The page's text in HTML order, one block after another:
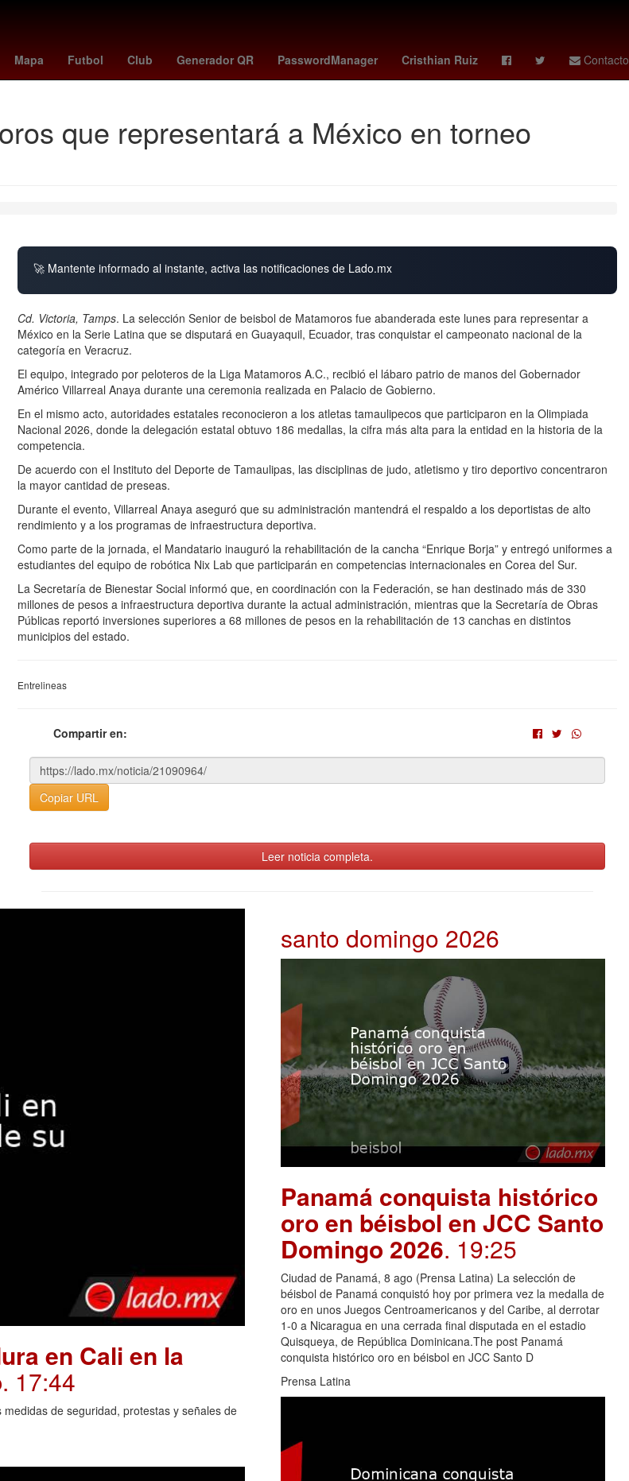
Mapa Futbol Club Generador QR PasswordManager Cristhian Ruiz Contacto
marruecos vs haití Incendio Claro Sports pacers - nets dmax mexico
que representará a México en torneo
🚀 Mantente informado al instante, activa las notificaciones de Lado.mx
Cd. Victoria, Tamps. La selección Senior de beisbol de Matamoros fue abanderada este lunes para representar a
México en la Serie Latina que se disputará en Guayaquil, Ecuador, tras conquistar el campeonato nacional de la
categoría en Veracruz.
El equipo, integrado por peloteros de la Liga Matamoros A.C., recibió el lábaro patrio de manos del Gobernador
Américo Villarreal Anaya durante una ceremonia realizada en Palacio de Gobierno.
En el mismo acto, autoridades estatales reconocieron a los atletas tamaulipecos que participaron en la Olimpiada
Nacional 2026, donde la delegación estatal obtuvo 186 medallas, la cifra más alta para la entidad en la historia de la
competencia.
De acuerdo con el Instituto del Deporte de Tamaulipas, las disciplinas de judo, atletismo y tiro deportivo concentraron
la mayor cantidad de preseas.
Durante el evento, Villarreal Anaya aseguró que su administración mantendrá el respaldo a los deportistas de alto
rendimiento y a los programas de infraestructura deportiva.
Como parte de la jornada, el Mandatario inauguró la rehabilitación de la cancha “Enrique Borja” y entregó uniformes a
estudiantes del equipo de robótica Nix Lab que participarán en competencias internacionales en Corea del Sur.
La Secretaría de Bienestar Social informó que, en coordinación con la Federación, se han destinado más de 330
millones de pesos a infraestructura deportiva durante la actual administración, mientras que la Secretaría de Obras
Públicas reportó inversiones superiores a 68 millones de pesos en la rehabilitación de 13 canchas en distintos
municipios del estado.
Entrelineas
Compartir en:
Copiar URL
Leer noticia completa.
en Cali en la
. 17:44
de seguridad, protestas y señales de
santo domingo 2026
Panamá conquista histórico
oro en béisbol en JCC Santo
Domingo 2026. 19:25
Ciudad de Panamá, 8 ago (Prensa Latina) La selección de
béisbol de Panamá conquistó hoy por primera vez la medalla de
oro en unos Juegos Centroamericanos y del Caribe, al derrotar
1-0 a Nicaragua en una cerrada final disputada en el estadio
Quisqueya, de República Dominicana.The post Panamá
conquista histórico oro en béisbol en JCC Santo D
Prensa Latina